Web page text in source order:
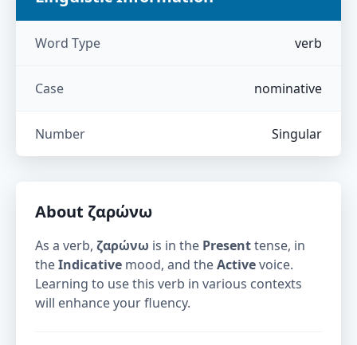
Word Type verb
Case nominative
Number Singular
About ζαρώνω
As a verb, ζαρώνω is in the Presenttense, in
theIndicative mood, and theActivevoice.
Learning to use this verb in various contexts
will enhance your fluency.